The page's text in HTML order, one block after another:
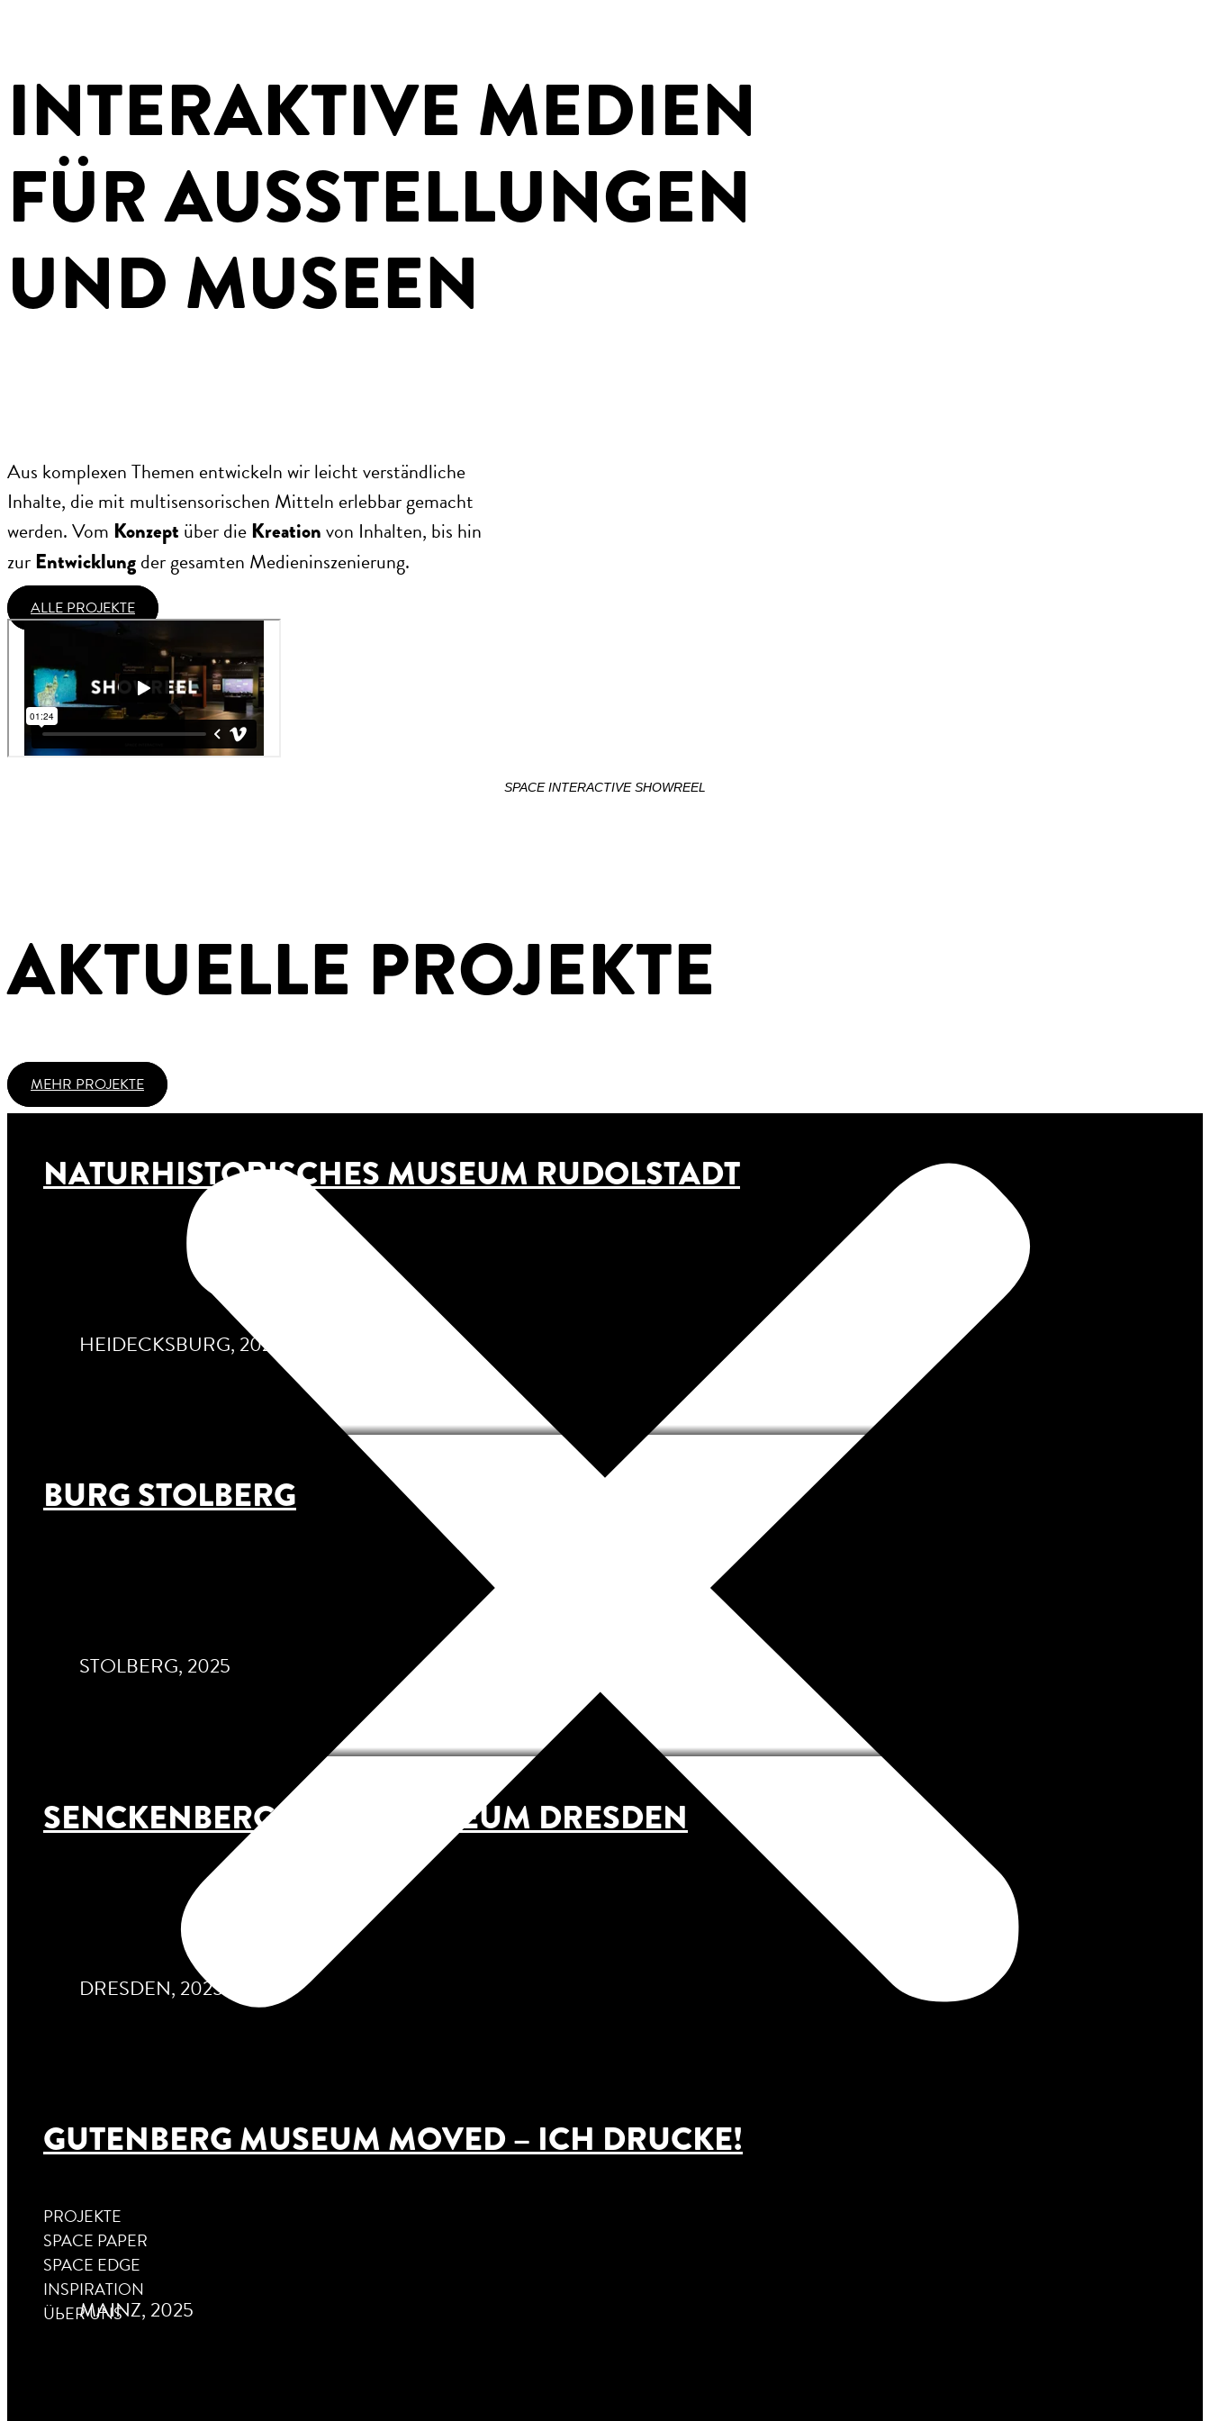
PROJEKTE
SPACE PAPER
SPACE EDGE
INSPIRATION
ÜBER UNS
INTERAKTIVE MEDIEN
FÜR AUSSTELLUNGEN
UND MUSEEN
Aus komplexen Themen entwickeln wir leicht verständliche
Inhalte, die mit multisensorischen Mitteln erlebbar gemacht
werden. Vom Konzept über dieKreationvon Inhalten, bis hin
zurEntwicklungder gesamten Medieninszenierung.
ALLE PROJEKTE
SPACE INTERACTIVE SHOWREEL
AKTUELLE PROJEKTE
MEHR PROJEKTE
NATURHISTORISCHES MUSEUM RUDOLSTADT
HEIDECKSBURG, 2025
BURG STOLBERG
STOLBERG, 2025
SENCKENBERG NATURMUSEUM DRESDEN
DRESDEN, 2025
GUTENBERG MUSEUM MOVED – ICH DRUCKE!
MAINZ, 2025